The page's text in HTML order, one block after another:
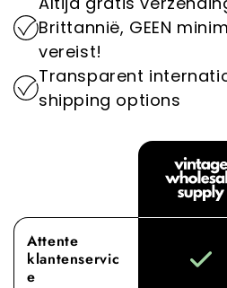
verminderen van de
industrie op het milieu.
Ervaar het verschil met
Supply, waar onze
inkoop en service jouw
naar nieuwe hoogten tilt.
Brittannië, GEEN
vereist!
Transparent
shipping options
Attente
klantenservic
e